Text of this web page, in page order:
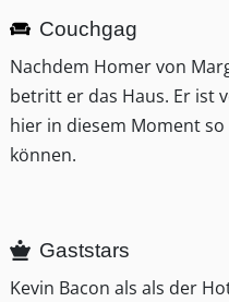
Couchgag
Nachdem Homer von
betritt er das Haus. Er ist
hier in diesem Moment
können.
Gaststars
Kevin Bacon als als der